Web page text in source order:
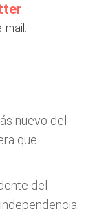
mail.
nuevo del
que
del